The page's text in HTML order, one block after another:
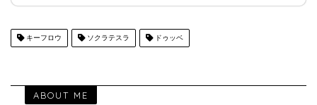
キーフロウ ソクラテスラ ドゥッベ
ABOUT ME